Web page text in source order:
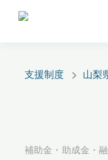
支援制度 山梨
補助金・助成金・